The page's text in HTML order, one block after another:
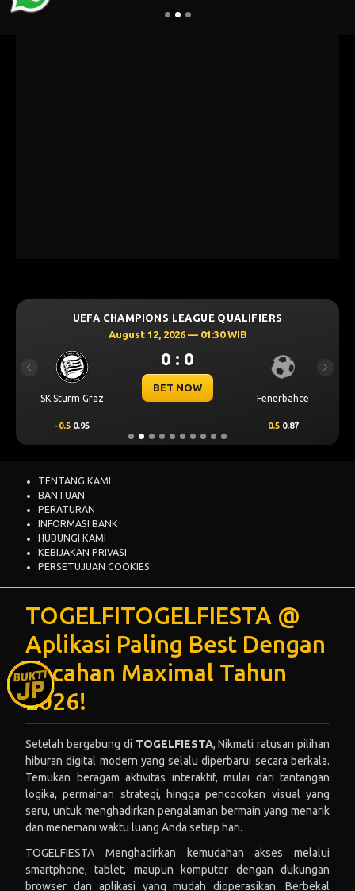
UEFA CHAMPIONS LEAGUE QUALIFIERS
August 12, 2026 — 01:30 WIB
SK Sturm Graz
0 : 0
BET NOW
Fenerbahce
-0.5 0.95 0.5 0.87
Previous Next
TENTANG KAMI
BANTUAN
PERATURAN
INFORMASI BANK
HUBUNGI KAMI
KEBIJAKAN PRIVASI
PERSETUJUAN COOKIES
TOGELFITOGELFIESTA @
Aplikasi Paling Best Dengan
Pecahan Maximal Tahun
2026!
Setelah bergabung di TOGELFIESTA, Nikmati ratusan pilihan
hiburan digital modern yang selalu diperbarui secara berkala.
Temukan beragam aktivitas interaktif, mulai dari tantangan
logika, permainan strategi, hingga pencocokan visual yang
seru, untuk menghadirkan pengalaman bermain yang menarik
dan menemani waktu luang Anda setiap hari.
TOGELFIESTA Menghadirkan kemudahan akses melalui
smartphone, tablet, maupun komputer dengan dukungan
browser dan aplikasi yang mudah dioperasikan. Berbekal